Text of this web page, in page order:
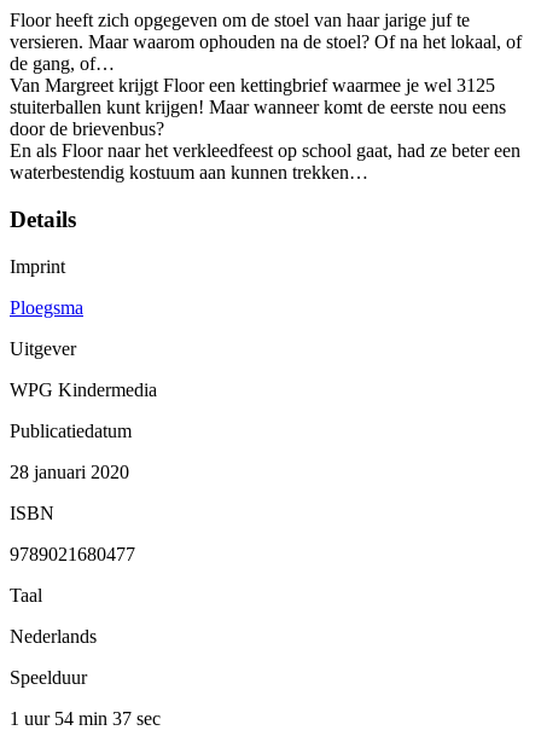
Floor heeft zich opgegeven om de stoel van haar jarige juf te
versieren. Maar waarom ophouden na de stoel? Of na het lokaal, of
de gang, of…
Van Margreet krijgt Floor een kettingbrief waarmee je wel 3125
stuiterballen kunt krijgen! Maar wanneer komt de eerste nou eens
door de brievenbus?
En als Floor naar het verkleedfeest op school gaat, had ze beter een
waterbestendig kostuum aan kunnen trekken…
Details
Imprint
Ploegsma
Uitgever
WPG Kindermedia
Publicatiedatum
28 januari 2020
ISBN
9789021680477
Taal
Nederlands
Speelduur
1 uur 54 min 37 sec